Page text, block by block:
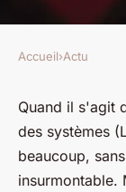
Gestion
efficace:
sur
Accueil›Actu
Quand il s'agit
des systèmes
beaucoup,
insurmontable.